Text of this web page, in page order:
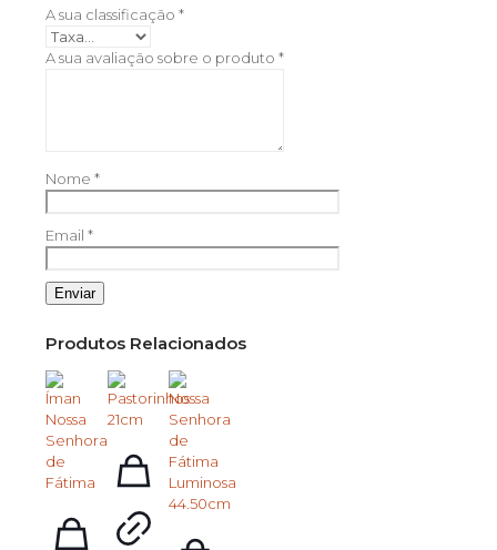
A sua classificação *
A sua avaliação sobre o produto *
Nome *
Email *
Produtos Relacionados